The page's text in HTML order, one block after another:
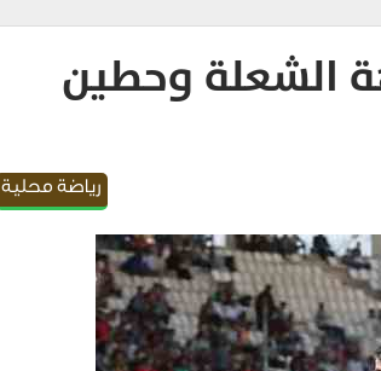
الشعلة وحطين
رياضة محلية